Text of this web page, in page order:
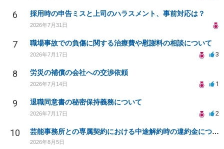
6 採用時の申告ミスと上司のハラスメント、事前対応は？
2026年7月31日
7 職場事故での負傷に関する治療費や慰謝料の相談について
2026年7月17日 3
8 労災の補償の会社への交渉依頼
2026年7月14日 1
9 退職同意書の秘密保持義務について
2026年7月17日 2
10 芸能事務所との専属契約における中途解約時の違約金について相談したいです
2026年8月5日